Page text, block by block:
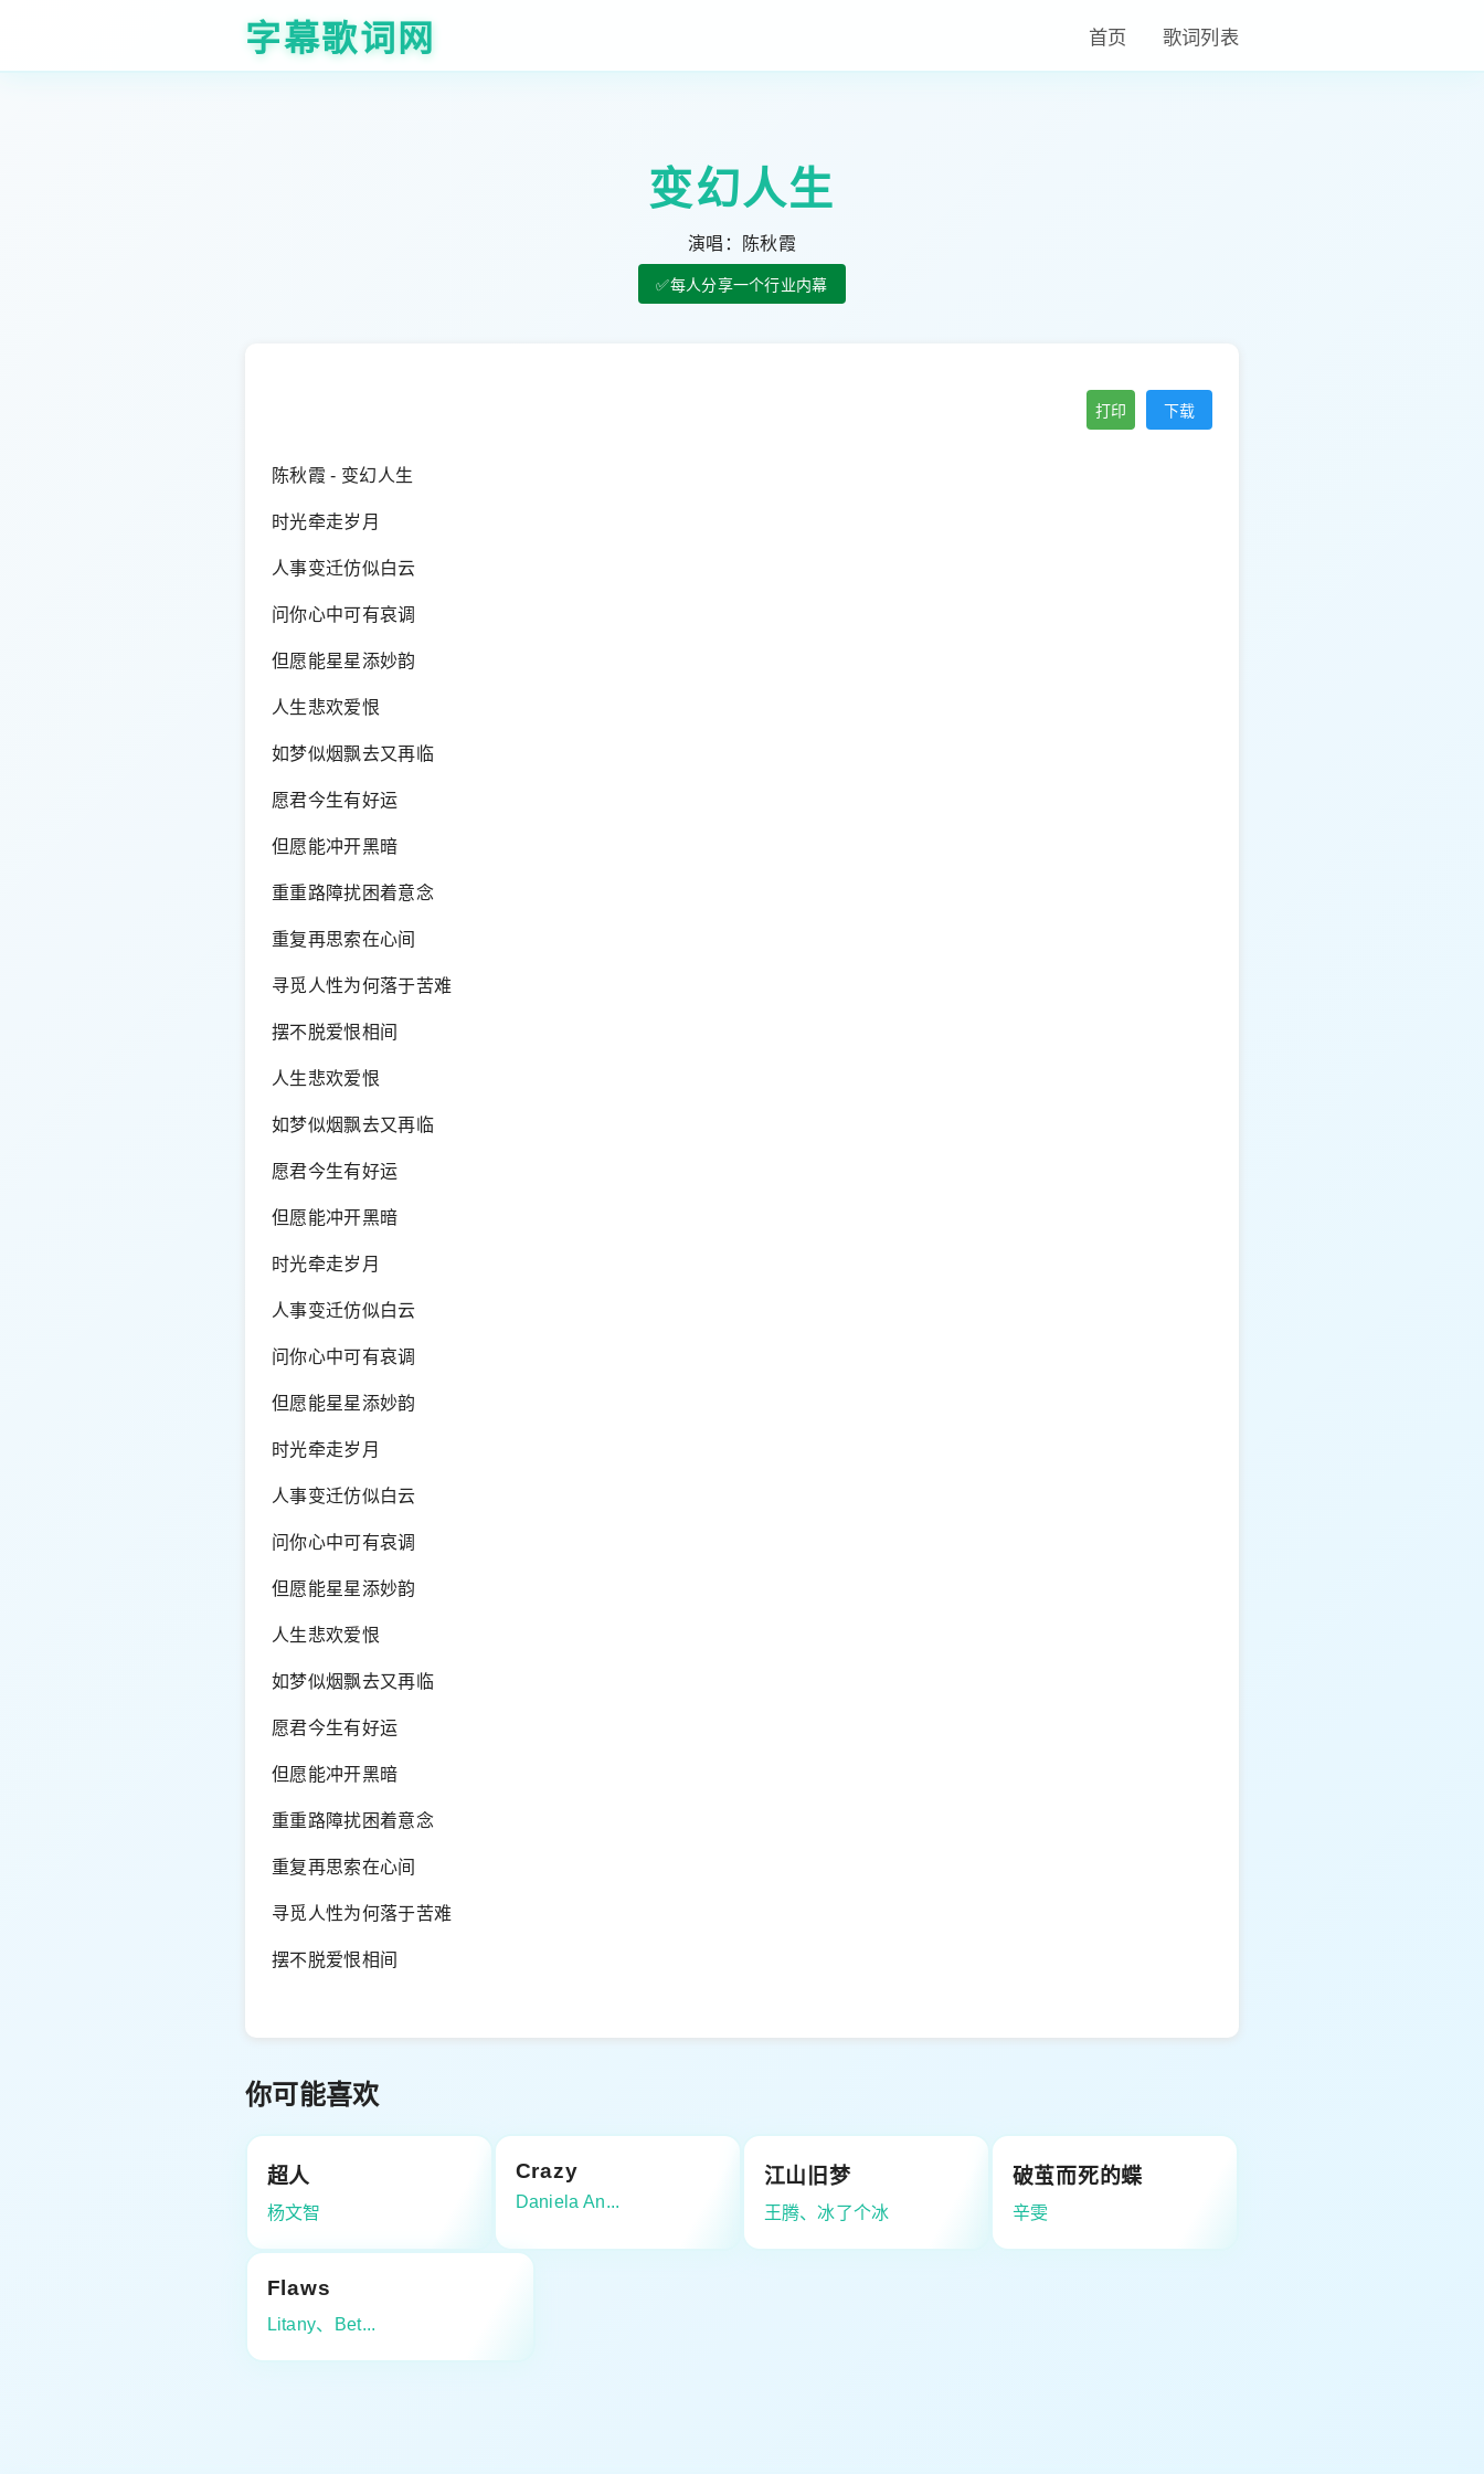
字幕歌词网 首页 歌词列表
变幻人生
演唱：陈秋霞
✅每人分享一个行业内幕
打印 下载
陈秋霞 - 变幻人生
时光牵走岁月
人事变迁仿似白云
问你心中可有哀调
但愿能星星添妙韵
人生悲欢爱恨
如梦似烟飘去又再临
愿君今生有好运
但愿能冲开黑暗
重重路障扰困着意念
重复再思索在心间
寻觅人性为何落于苦难
摆不脱爱恨相间
人生悲欢爱恨
如梦似烟飘去又再临
愿君今生有好运
但愿能冲开黑暗
时光牵走岁月
人事变迁仿似白云
问你心中可有哀调
但愿能星星添妙韵
时光牵走岁月
人事变迁仿似白云
问你心中可有哀调
但愿能星星添妙韵
人生悲欢爱恨
如梦似烟飘去又再临
愿君今生有好运
但愿能冲开黑暗
重重路障扰困着意念
重复再思索在心间
寻觅人性为何落于苦难
摆不脱爱恨相间
你可能喜欢
超人
杨文智
Crazy
Daniela An...
江山旧梦
王腾、冰了个冰
破茧而死的蝶
辛雯
Flaws
Litany、Bet...